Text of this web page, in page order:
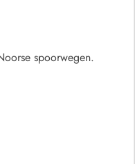
spoorwegen.